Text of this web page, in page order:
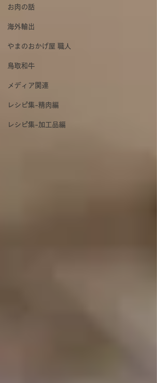
お肉の話
海外輸出
やまのおかげ屋 職人
鳥取和牛
メディア関連
レシピ集-精肉編
レシピ集-加工品編